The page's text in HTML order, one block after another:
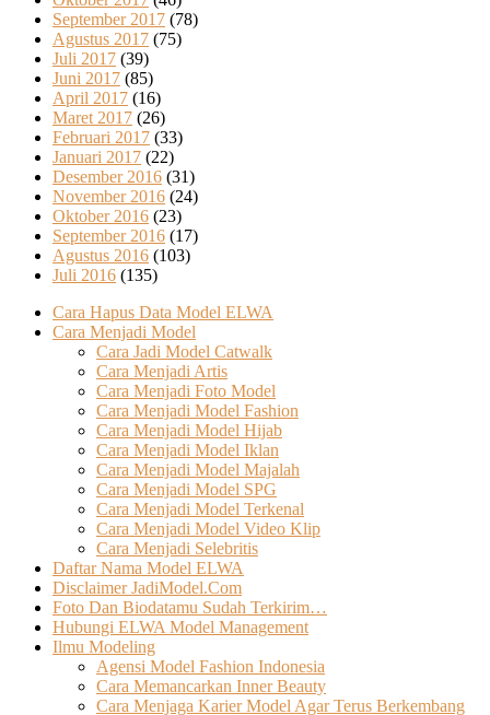
September 2017 (78)
Agustus 2017 (75)
Juli 2017 (39)
Juni 2017 (85)
April 2017 (16)
Maret 2017 (26)
Februari 2017 (33)
Januari 2017 (22)
Desember 2016 (31)
November 2016 (24)
Oktober 2016 (23)
September 2016 (17)
Agustus 2016 (103)
Juli 2016 (135)
Cara Hapus Data Model ELWA
Cara Menjadi Model
Cara Jadi Model Catwalk
Cara Menjadi Artis
Cara Menjadi Foto Model
Cara Menjadi Model Fashion
Cara Menjadi Model Hijab
Cara Menjadi Model Iklan
Cara Menjadi Model Majalah
Cara Menjadi Model SPG
Cara Menjadi Model Terkenal
Cara Menjadi Model Video Klip
Cara Menjadi Selebritis
Daftar Nama Model ELWA
Disclaimer JadiModel.Com
Foto Dan Biodatamu Sudah Terkirim…
Hubungi ELWA Model Management
Ilmu Modeling
Agensi Model Fashion Indonesia
Cara Memancarkan Inner Beauty
Cara Menjaga Karier Model Agar Terus Berkembang